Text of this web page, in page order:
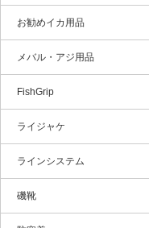
お勧めイカ用品
メバル・アジ用品
FishGrip
ライジャケ
ラインシステム
磯靴